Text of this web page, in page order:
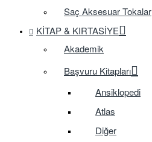
Saç Aksesuar Tokalar
KITAP & KIRTASIYE
Akademik
Başvuru Kitapları
Ansiklopedi
Atlas
Diğer